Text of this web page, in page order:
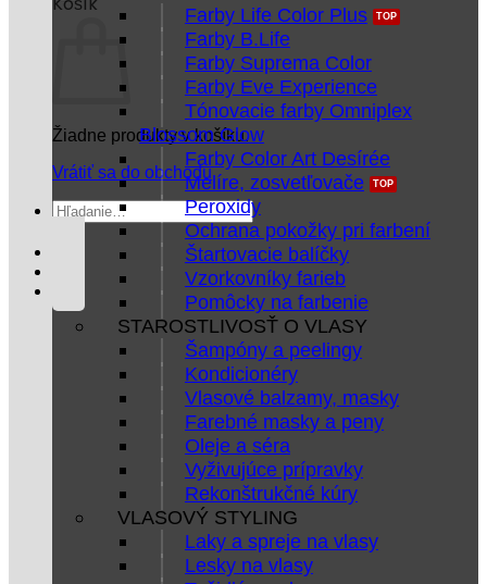
Žiadne produkty v košíku.
Vrátiť sa do obchodu
Hľadať:
Farby Life Color Plus
Farby B.Life
Farby Suprema Color
Farby Eve Experience
Tónovacie farby Omniplex
Blossom Glow
Farby Color Art Desírée
Melíre, zosvetľovače
Peroxidy
Ochrana pokožky pri farbení
Štartovacie balíčky
Vzorkovníky farieb
Pomôcky na farbenie
STAROSTLIVOSŤ O VLASY
Šampóny a peelingy
Kondicionéry
Vlasové balzamy, masky
Farebné masky a peny
Oleje a séra
Vyživujúce prípravky
Rekonštrukčné kúry
VLASOVÝ STYLING
Laky a spreje na vlasy
Lesky na vlasy